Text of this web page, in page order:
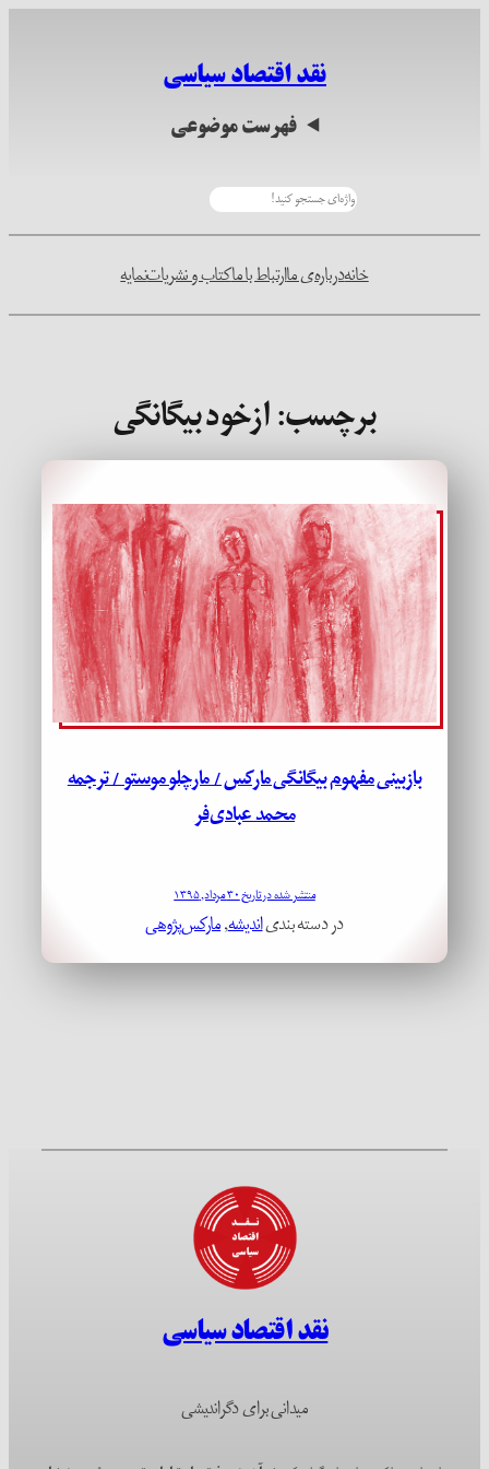
نقد اقتصاد سیاسی
فهرست موضوعی
خانهدرباره‌ی ماارتباط با ماکتاب و نشریاتنمایه
برچسب:ازخود بیگانگی
بازبینی مفهوم بیگانگی مارکس / مارچلو موستو / ترجمه
محمد عبادی‌فر
منتشر شده در تاریخ ۳۰ مرداد, ۱۳۹۵
در دسته بندیاندیشه, مارکس‌پژوهی
نقد اقتصاد سیاسی
میدانی برای دگراندیشی